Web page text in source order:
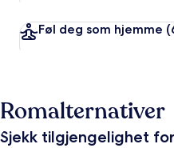
Føl deg som hjemme
Romalternativer
Sjekk tilgjengelighet